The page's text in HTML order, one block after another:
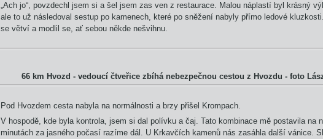
„Ach jo“, povzdechl jsem si a šel jsem zas ven z restaurace. Malou náplastí byl krásný
ale to už následoval sestup po kamenech, které po sněžení nabyly přímo ledové
se větví a modlil se, ať sebou někde nešvihnu.
66 km Hvozd - vedoucí čtveřice zbíhá nebezpečnou cestou z Hvozdu - foto
Pod Hvozdem cesta nabyla na normálnosti a brzy přišel Krompach.
V hospodě, kde byla kontrola, jsem si dal polívku a čaj. Tato kombinace mě postavila na
minutách za jasného počasí razíme dál. U Krkavčích kamenů nás zasáhla další vánice.